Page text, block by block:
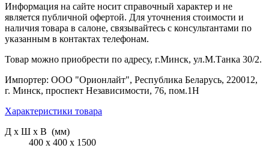
Информация на сайте носит справочный характер и не
является публичной офертой. Для уточнения стоимости и
наличия товара в салоне, связывайтесь с консультантами по
указанным в контактах телефонам.
Товар можно приобрести по адресу, г.Минск, ул.М.Танка 30/2.
Импортер: ООО "Орионлайт", Республика Беларусь, 220012,
г. Минск, проспект Независимости, 76, пом.1Н
Характеристики товара
Д х Ш х В (мм)
400 х 400 х 1500